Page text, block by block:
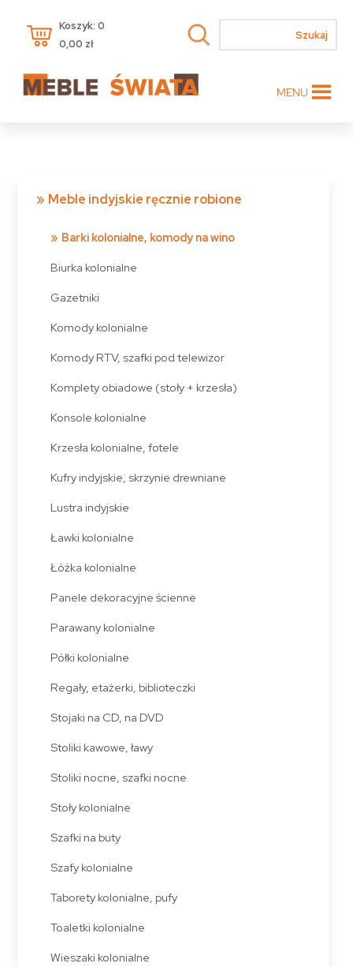
Koszyk: 0
0,00 zł
MENU
Meble indyjskie ręcznie robione
Barki kolonialne, komody na wino
Biurka kolonialne
Gazetniki
Komody kolonialne
Komody RTV, szafki pod telewizor
Komplety obiadowe (stoły + krzesła)
Konsole kolonialne
Krzesła kolonialne, fotele
Kufry indyjskie, skrzynie drewniane
Lustra indyjskie
Ławki kolonialne
Łóżka kolonialne
Panele dekoracyjne ścienne
Parawany kolonialne
Półki kolonialne
Regały, etażerki, biblioteczki
Stojaki na CD, na DVD
Stoliki kawowe, ławy
Stoliki nocne, szafki nocne
Stoły kolonialne
Szafki na buty
Szafy kolonialne
Taborety kolonialne, pufy
Toaletki kolonialne
Wieszaki kolonialne